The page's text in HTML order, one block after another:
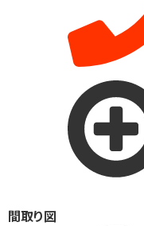
間取り図